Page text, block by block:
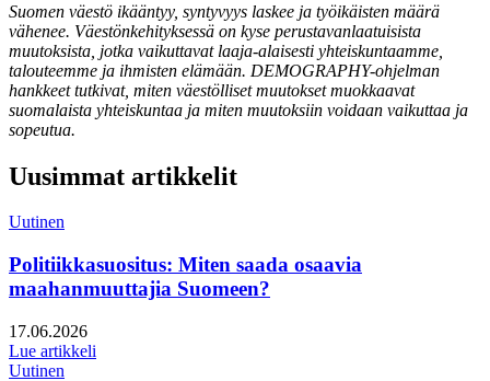
Suomen väestö ikääntyy, syntyvyys laskee ja työikäisten määrä
vähenee. Väestönkehityksessä on kyse perustavanlaatuisista
muutoksista, jotka vaikuttavat laaja-alaisesti yhteiskuntaamme,
talouteemme ja ihmisten elämään. DEMOGRAPHY-ohjelman
hankkeet tutkivat, miten väestölliset muutokset muokkaavat
suomalaista yhteiskuntaa ja miten muutoksiin voidaan vaikuttaa ja
sopeutua.
Uusimmat artikkelit
Uutinen
Politiikkasuositus: Miten saada osaavia
maahanmuuttajia Suomeen?
Julkaistu:
17.06.2026
Lue artikkeli
Uutinen